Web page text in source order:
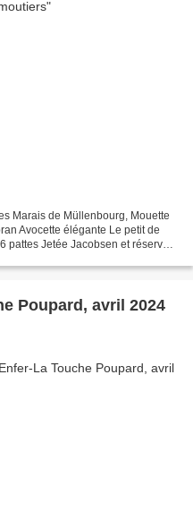
Marais de Müllenbourg, Mouette
Avocette élégante Le petit de
pattes Jetée Jacobsen et réserve
Poupard, avril 2024